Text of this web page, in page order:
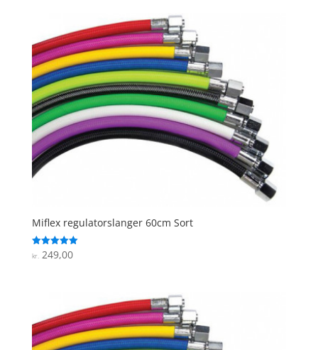
Miflex regulatorslanger 60cm Sort
Vurderet
5
kr.249,00